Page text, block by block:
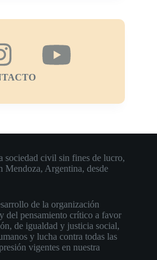
sociedad civil sin fines de lucro,
Mendoza, Argentina, desde
de la organización
del pensamiento crítico a favor
de igualdad y justicia social,
y lucha contra todas las
vigentes en nuestra